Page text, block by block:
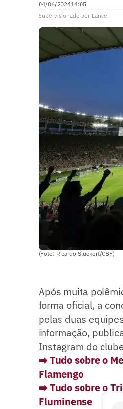
04/06/202414:05
Supervisionado por Lance!
(Foto: Ricardo Stuckert/CBF)
Após muita
forma oficial, a
pelas duas
informação,
Instagram do
➡️ Tudo sobre o
Flamengo
➡️ Tudo sobre o
Fluminense